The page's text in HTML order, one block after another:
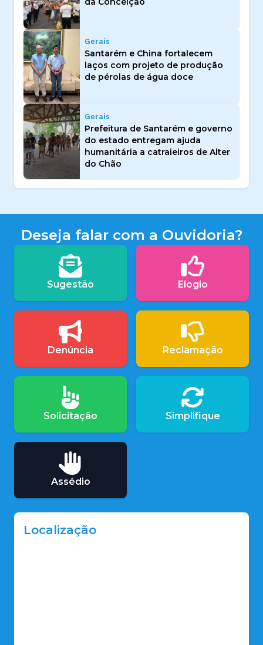
Gerais
Santarém e China fortalecem
laços com projeto de produção
de pérolas de água doce
Gerais
Prefeitura de Santarém e governo
do estado entregam ajuda
humanitária a catraieiros de Alter
do Chão
Deseja falar com a Ouvidoria?
Sugestão Elogio
Denúncia Reclamação
Solicitação Simplifique
Assédio
Localização